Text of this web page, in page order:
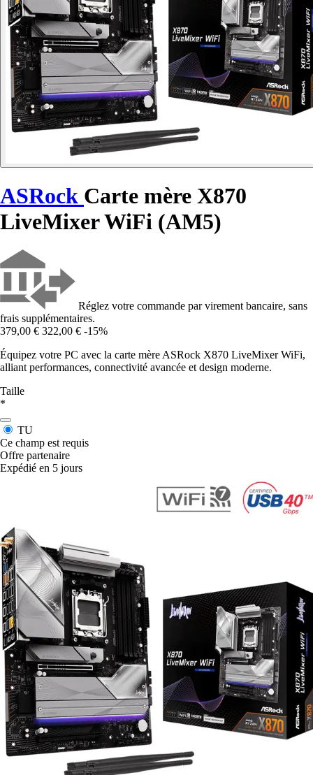
ASRock Carte mère X870
LiveMixer WiFi (AM5)
Réglez votre commande par virement bancaire, sans
frais supplémentaires.
379,00 € 322,00 € -15%
Équipez votre PC avec la carte mère ASRock X870 LiveMixer WiFi,
alliant performances, connectivité avancée et design moderne.
Taille
*
TU
Ce champ est requis
Offre partenaire
Expédié en 5 jours